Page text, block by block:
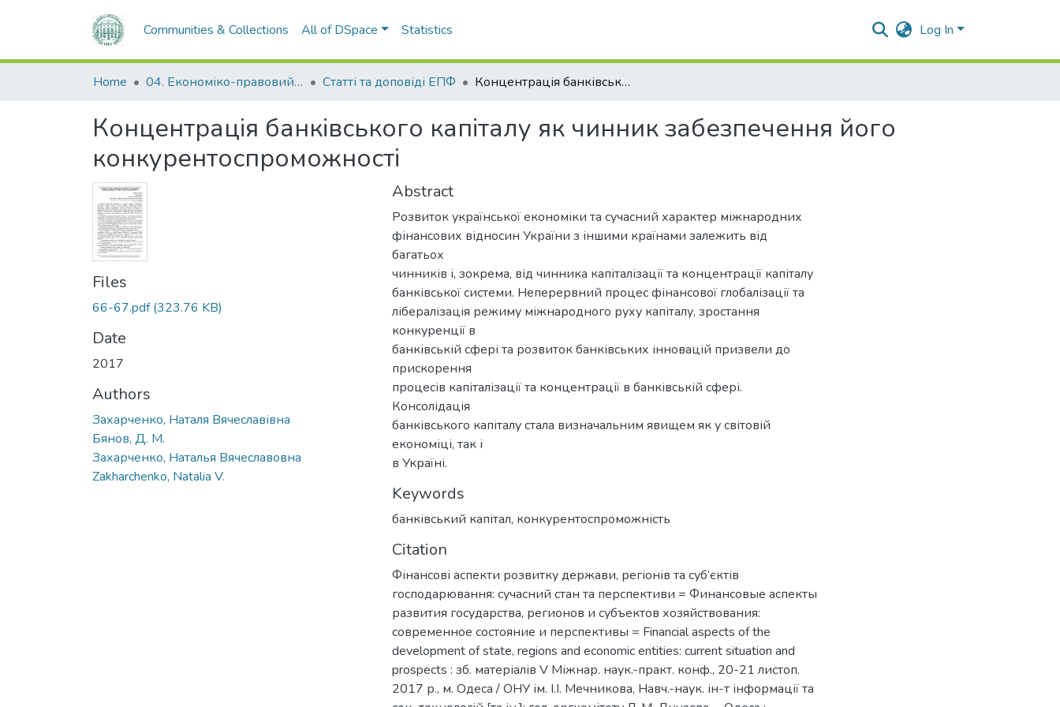
Communities & Collections All of DSpace Statistics Log In
Home 04. Економіко-правовий факультет Статті та доповіді ЕПФ Концентрація банківського капіталу як чинник забезпечення його конкурентоспроможності
Концентрація банківського капіталу як чинник забезпечення його
конкурентоспроможності
Files
66-67.pdf(323.76 KB)
Date
2017
Authors
Захарченко, Наталя Вячеславівна
Бянов, Д. М.
Захарченко, Наталья Вячеславовна
Zakharchenko, Natalia V.
Abstract
Розвиток української економіки та сучасний характер міжнародних
фінансових відносин України з іншими країнами залежить від
багатьох
чинників і, зокрема, від чинника капіталізації та концентрації капіталу
банківської системи. Неперервний процес фінансової глобалізації та
лібералізація режиму міжнародного руху капіталу, зростання
конкуренції в
банківській сфері та розвиток банківських інновацій призвели до
прискорення
процесів капіталізації та концентрації в банківській сфері.
Консолідація
банківського капіталу стала визначальним явищем як у світовій
економіці, так і
в Україні.
Keywords
банківський капітал, конкурентоспроможність
Citation
Фінансові аспекти розвитку держави, регіонів та суб’єктів
господарювання: сучасний стан та перспективи = Финансовые аспекты
развития государства, регионов и субъектов хозяйствования:
современное состояние и перспективы = Financial aspects of the
development of state, regions and economic entities: current situation and
prospects : зб. матеріалів V Міжнар. наук.-практ. конф., 20-21 листоп.
2017 р., м. Одеса / ОНУ ім. І.І. Мечникова, Навч.-наук. ін-т інформації та